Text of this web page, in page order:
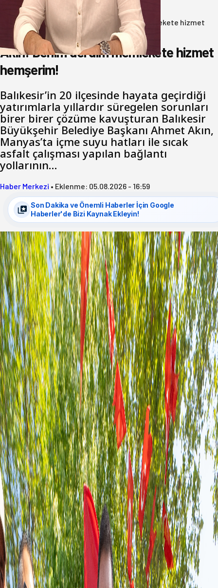
07 Ağustos 2026
Anasayfa/ Gündem/
Akın: Benim derdim memlekete hizmet
hemşerim!
Akın: Benim derdim memlekete hizmet
hemşerim!
Balıkesir’in 20 ilçesinde hayata geçirdiği
yatırımlarla yıllardır süregelen sorunları
birer birer çözüme kavuşturan Balıkesir
Büyükşehir Belediye Başkanı Ahmet Akın,
Manyas’ta içme suyu hatları ile sıcak
asfalt çalışması yapılan bağlantı
yollarının…
Haber Merkezi • Eklenme: 05.08.2026 - 16:59
Son Dakika ve Önemli Haberler İçin Google
Haberler'de Bizi Kaynak Ekleyin!